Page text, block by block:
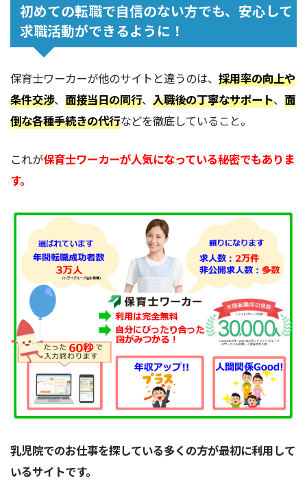
初めての転職で自信のない方でも、安心して
求職活動ができるように！
保育士ワーカーが他のサイトと違うのは、 採用率の向上や
条件交渉、 面接当日の同行、 入職後の丁寧なサポート、 面
倒な各種手続きの代行などを徹底していること。
これが保育士ワーカーが人気になっている秘密でもありま
す。
乳児院でのお仕事を探している多くの方が最初に利用して
いるサイトです。